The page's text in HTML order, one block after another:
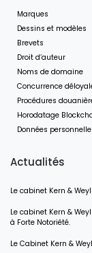
Marques
Dessins et modèles
Brevets
Droit d’auteur
Noms de domaine
Concurrence
Procédures
Horodatage
Données
Actualités
Le cabinet Kern &
Le cabinet Kern &
à Forte Notoriété.
Le Cabinet Kern &